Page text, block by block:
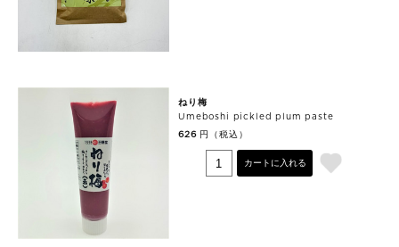
ねり梅
Umeboshi pickled plum paste
626 円（税込）
カートに入れる